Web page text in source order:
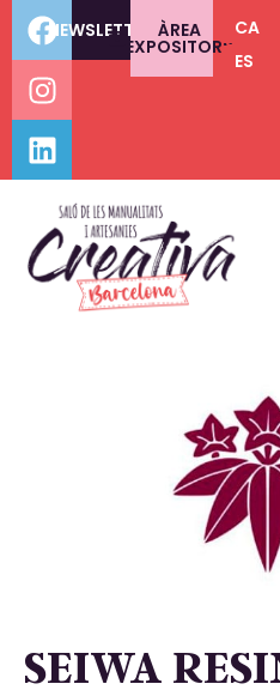
NEWSLETTER ÀREA
EXPOSITORS
CA
ES
SEIWA